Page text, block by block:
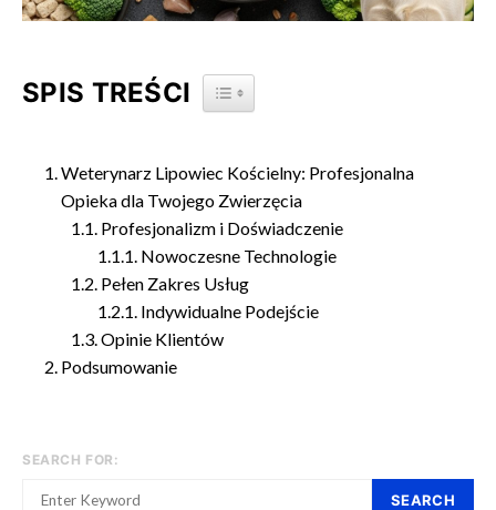
SPIS TREŚCI TOGGLE TABLE OF CONTENT
Weterynarz Lipowiec Kościelny: Profesjonalna
Opieka dla Twojego Zwierzęcia
Profesjonalizm i Doświadczenie
Nowoczesne Technologie
Pełen Zakres Usług
Indywidualne Podejście
Opinie Klientów
Podsumowanie
SEARCH FOR:
SEARCH